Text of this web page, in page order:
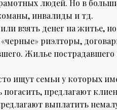
людей. Но в
инвалиды и тд.
взять денег на житье,
риэлторы,
Жилье пострадавшего
ищут семьи у которых
погасить, предлагают
выплатить